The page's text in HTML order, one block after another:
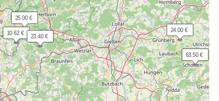
23.40 €
63.50 €
10.62 €
25.00 €
24.00 €